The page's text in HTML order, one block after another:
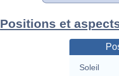
Positions et
Soleil